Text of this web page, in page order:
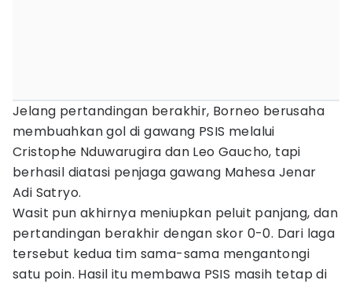
Jelang pertandingan berakhir, Borneo berusaha
membuahkan gol di gawang PSIS melalui
Cristophe Nduwarugira dan Leo Gaucho, tapi
berhasil diatasi penjaga gawang Mahesa Jenar
Adi Satryo.
Wasit pun akhirnya meniupkan peluit panjang, dan
pertandingan berakhir dengan skor 0-0. Dari laga
tersebut kedua tim sama-sama mengantongi
satu poin. Hasil itu membawa PSIS masih tetap di